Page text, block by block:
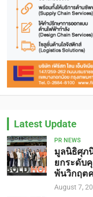
Latest Update
PR NEWS
มูลนิธิศุภ
ยกระดับ
พ้นวิกฤต
August 7,